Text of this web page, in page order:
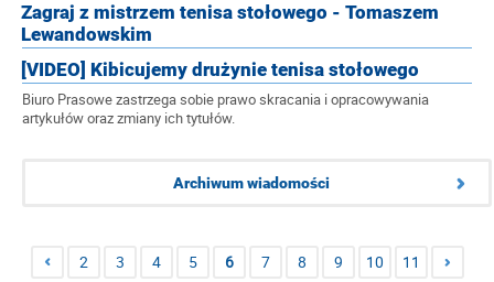
Zagraj z mistrzem tenisa stołowego - Tomaszem
Lewandowskim
[VIDEO] Kibicujemy drużynie tenisa stołowego
Biuro Prasowe zastrzega sobie prawo skracania i opracowywania
artykułów oraz zmiany ich tytułów.
Archiwum wiadomości
2 3 4 5 6 7 8 9 10 11